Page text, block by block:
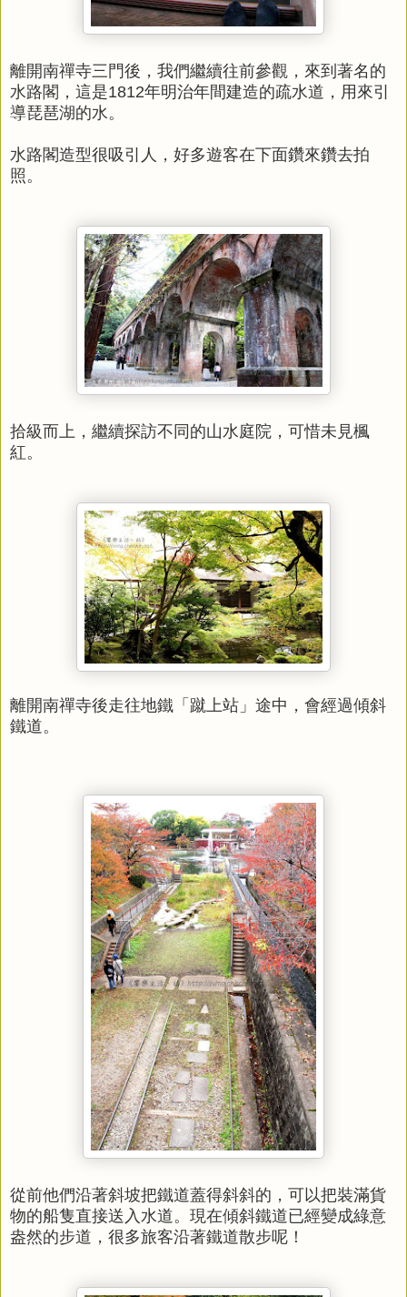
離開南禪寺三門後，我們繼續往前參觀，來到著名的
水路閣，這是1812年明治年間建造的疏水道，用來引
導琵琶湖的水。
水路閣造型很吸引人，好多遊客在下面鑽來鑽去拍
照。
拾級而上，繼續探訪不同的山水庭院，可惜未見楓
紅。
離開南禪寺後走往地鐵「蹴上站」途中 ，會經過傾斜
鐵道。
從前他們沿著斜坡把鐵道蓋得斜斜的，可以把裝滿貨
物的船隻直接送入水道。現在傾斜鐵道已經變成綠意
盎然的步道，很多旅客沿著鐵道散步呢！